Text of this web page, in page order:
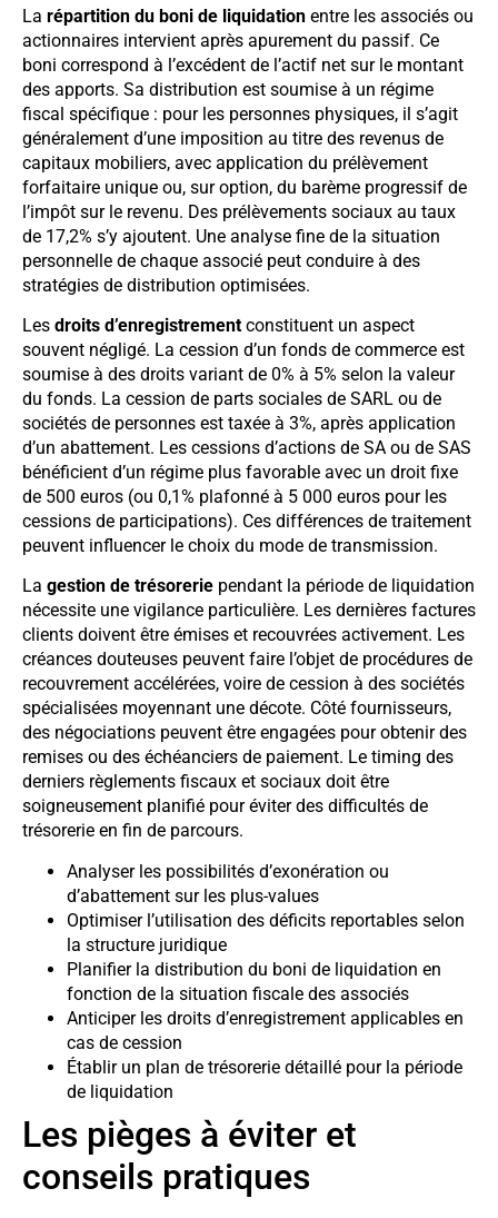
La répartition du boni de liquidation entre les associés ou
actionnaires intervient après apurement du passif. Ce
boni correspond à l’excédent de l’actif net sur le montant
des apports. Sa distribution est soumise à un régime
fiscal spécifique : pour les personnes physiques, il s’agit
généralement d’une imposition au titre des revenus de
capitaux mobiliers, avec application du prélèvement
forfaitaire unique ou, sur option, du barème progressif de
l’impôt sur le revenu. Des prélèvements sociaux au taux
de 17,2% s’y ajoutent. Une analyse fine de la situation
personnelle de chaque associé peut conduire à des
stratégies de distribution optimisées.
Les droits d’enregistrement constituent un aspect
souvent négligé. La cession d’un fonds de commerce est
soumise à des droits variant de 0% à 5% selon la valeur
du fonds. La cession de parts sociales de SARL ou de
sociétés de personnes est taxée à 3%, après application
d’un abattement. Les cessions d’actions de SA ou de SAS
bénéficient d’un régime plus favorable avec un droit fixe
de 500 euros (ou 0,1% plafonné à 5 000 euros pour les
cessions de participations). Ces différences de traitement
peuvent influencer le choix du mode de transmission.
La gestion de trésorerie pendant la période de liquidation
nécessite une vigilance particulière. Les dernières factures
clients doivent être émises et recouvrées activement. Les
créances douteuses peuvent faire l’objet de procédures de
recouvrement accélérées, voire de cession à des sociétés
spécialisées moyennant une décote. Côté fournisseurs,
des négociations peuvent être engagées pour obtenir des
remises ou des échéanciers de paiement. Le timing des
derniers règlements fiscaux et sociaux doit être
soigneusement planifié pour éviter des difficultés de
trésorerie en fin de parcours.
Analyser les possibilités d’exonération ou
d’abattement sur les plus-values
Optimiser l’utilisation des déficits reportables selon
la structure juridique
Planifier la distribution du boni de liquidation en
fonction de la situation fiscale des associés
Anticiper les droits d’enregistrement applicables en
cas de cession
Établir un plan de trésorerie détaillé pour la période
de liquidation
Les pièges à éviter et
conseils pratiques